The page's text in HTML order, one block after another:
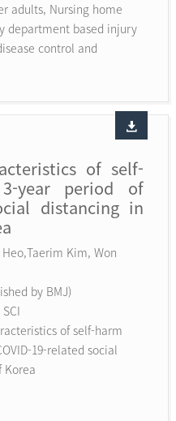
adults, Nursing home
department based injury
control and
of self-
year period of
distancing in
Kim, Won
by BMJ)
of self-harm
19-related social
Korea